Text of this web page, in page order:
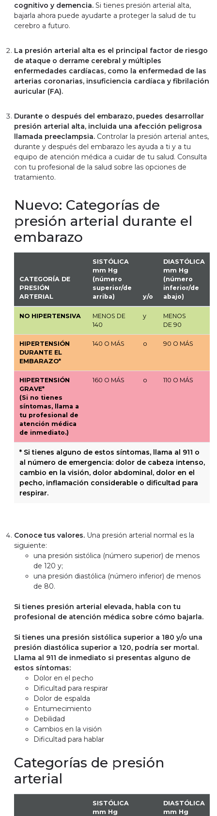
cognitivo y demencia. Si tienes presión arterial alta,
bajarla ahora puede ayudarte a proteger la salud de tu
cerebro a futuro.
La presión arterial alta es el principal factor de riesgo
de ataque o derrame cerebral y múltiples
enfermedades cardíacas, como la enfermedad de las
arterias coronarias, insuficiencia cardíaca y fibrilación
auricular (FA).
Durante o después del embarazo, puedes desarrollar
presión arterial alta, incluida una afección peligrosa
llamada preeclampsia. Controlar la presión arterial antes,
durante y después del embarazo les ayuda a ti y a tu
equipo de atención médica a cuidar de tu salud. Consulta
con tu profesional de la salud sobre las opciones de
tratamiento.
Nuevo: Categorías de
presión arterial durante el
embarazo
CATEGORÍA DE
PRESIÓN
ARTERIAL
SISTÓLICA
mm Hg
(número
superior/de
arriba)
y/o
DIASTÓLICA
mm Hg
(número
inferior/de
abajo)
NO HIPERTENSIVA
MENOS DE
140
y
MENOS
DE 90
HIPERTENSIÓN
DURANTE EL
EMBARAZO*
140 O MÁS o 90 O MÁS
HIPERTENSIÓN
GRAVE*
(Si no tienes
síntomas, llama a
tu profesional de
atención médica
de inmediato.)
160 O MÁS o 110 O MÁS
* Si tienes alguno de estos síntomas, llama al 911 o
al número de emergencia: dolor de cabeza intenso,
cambio en la visión, dolor abdominal, dolor en el
pecho, inflamación considerable o dificultad para
respirar.
Conoce tus valores. Una presión arterial normal es la
siguiente:
una presión sistólica (número superior) de menos
de 120 y;
una presión diastólica (número inferior) de menos
de 80.
Si tienes presión arterial elevada, habla con tu
profesional de atención médica sobre cómo bajarla.
Si tienes una presión sistólica superior a 180 y/o una
presión diastólica superior a 120, podría ser mortal.
Llama al 911 de inmediato si presentas alguno de
estos síntomas:
Dolor en el pecho
Dificultad para respirar
Dolor de espalda
Entumecimiento
Debilidad
Cambios en la visión
Dificultad para hablar
Categorías de presión
arterial
SISTÓLICA
mm Hg
DIASTÓLICA
mm Hg